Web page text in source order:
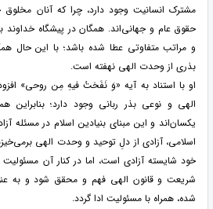
مشترک انسانیت وجود دارد، چرا که آنان
حقوق عام و جهانی‌اند. همگان در پیشگاه خداوند
و مراتب متفاوتی عطا شده باشد؛ با این حال
بذری از وحدت الهی نهفته است.
او با استناد به آیه «وَ نَفَختُ فیهِ مِن روحی»
الهی و نوعی بذر ربانی وجود دارد؛
یکسان‌اند و این مبنای بنیادین اسلام در مسئله
اسلامی، آزادی از دلِ توحید و وحدت الهی
خود شایسته آزادی است، اما در کنار آن مسئولیت
شریعت و قانون الهی فهم و محقق شود و به
شده، همراه با مسئولیت ادا گردد.